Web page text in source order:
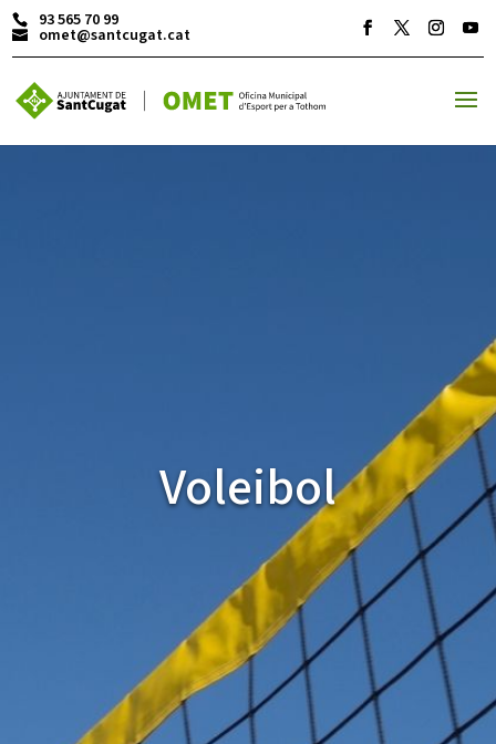
93 565 70 99
omet@santcugat.cat
Voleibol
ACTIVITATS D'ESTIU
CASES DE COLÒNIES
ACCIÓ SOCIAL I JOVES